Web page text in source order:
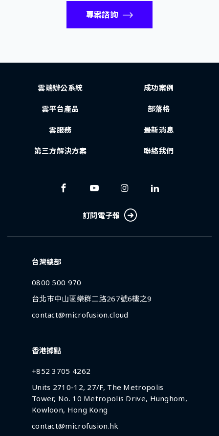
專案諮詢
雲端辦公系統
雲平台產品
雲服務
第三方解決方案
成功案例
部落格
最新消息
聯絡我們
訂閱電子報
台灣總部
0800 500 970
台北市中山區樂群二路267號6樓之9
contact@microfusion.cloud
香港據點
+852 3705 4262
Units 2710-12, 27/F, The Metropolis
Tower, No. 10 Metropolis Drive, Hunghom,
Kowloon, Hong Kong
contact@microfusion.hk